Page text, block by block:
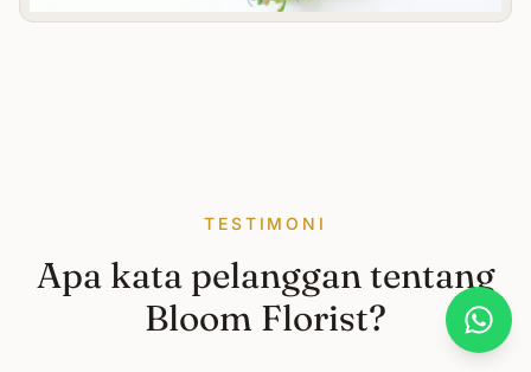
TESTIMONI
Apa kata pelanggan tentang
Bloom Florist?